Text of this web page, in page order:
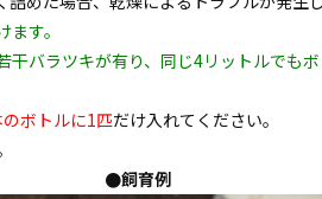
す。
バラツキが有り、同じ4リットルでも
ボトルに1匹だけ入れてください。
●飼育例